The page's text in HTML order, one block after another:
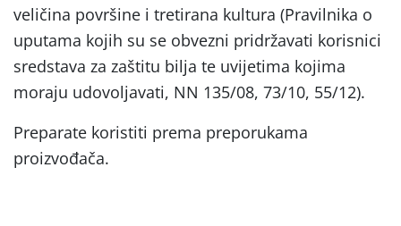
veličina površine i tretirana kultura (Pravilnika o
uputama kojih su se obvezni pridržavati korisnici
sredstava za zaštitu bilja te uvijetima kojima
moraju udovoljavati, NN 135/08, 73/10, 55/12).
Preparate koristiti prema preporukama
proizvođača.